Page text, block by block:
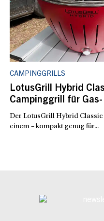
CAMPINGGRILLS
LotusGrill Hybrid
Campinggrill für
Der LotusGrill Hybrid
einem – kompakt genug für...